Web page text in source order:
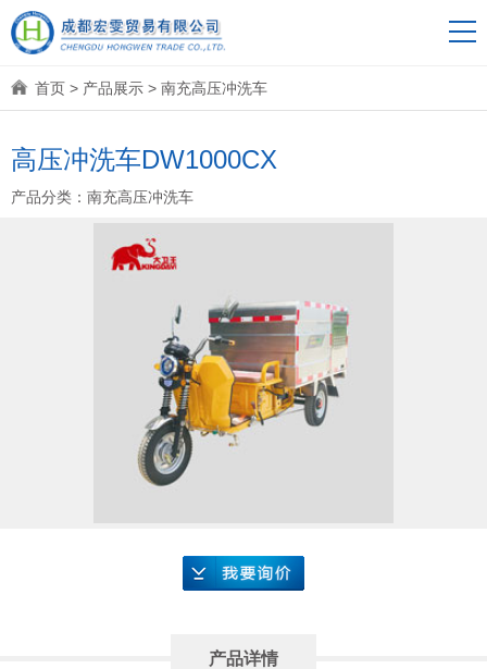
首页 > 产品展示 > 南充高压冲洗车
高压冲洗车DW1000CX
产品分类： 南充高压冲洗车
产品详情